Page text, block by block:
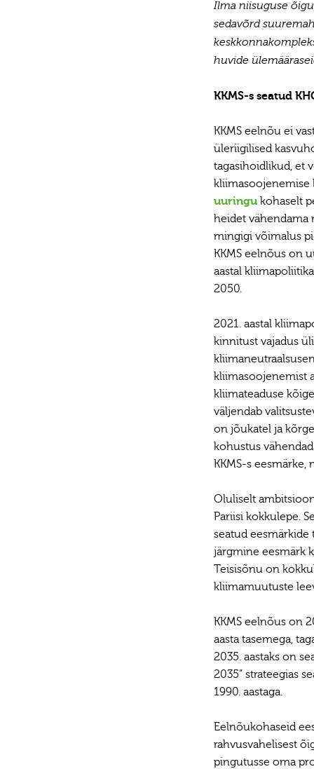
Ilma niisuguse
sedavõrd
huvide
KKMS-s seatud
KKMS eelnõu ei
üleriigilised
tagasihoidlikud, et
kliimasoojenemise
uuringu kohaselt
heidet vähendama
mingigi võimalus
KKMS eelnõus on
aastal
2050.
2021. aastal
kinnitust vajadus
kliimasoojenemist
kliimateaduse
väljendab
on jõukatel ja
kohustus
KKMS-s eesmärke,
Oluliselt
Pariisi kokkulepe.
seatud eesmärkide
järgmine eesmärk
Teisisõnu on
kliimamuutuste
KKMS eelnõus on
aasta tasemega,
2035. aastaks on
2035” strateegias
1990. aastaga.
Eelnõukohaseid
rahvusvahelisest
pingutusse oma